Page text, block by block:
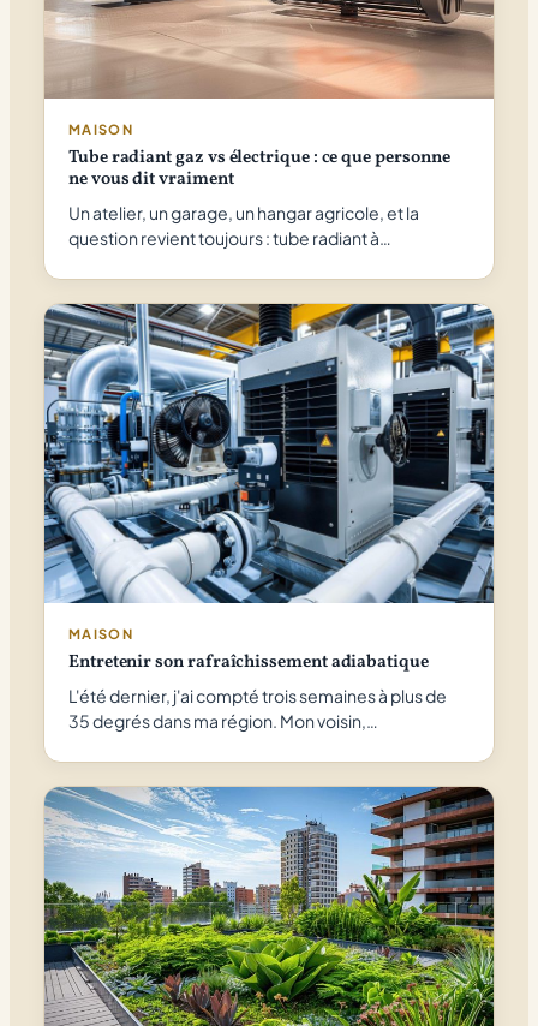
MAISON
Tube radiant gaz vs électrique : ce que personne
ne vous dit vraiment
Un atelier, un garage, un hangar agricole, et la
question revient toujours : tube radiant à…
MAISON
Entretenir son rafraîchissement adiabatique
L'été dernier, j'ai compté trois semaines à plus de
35 degrés dans ma région. Mon voisin,…